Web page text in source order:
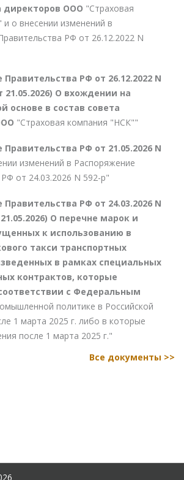
директоров ООО "Страховая
о внесении изменений в
РФ от 26.12.2022 N
РФ от 26.12.2022 N
21.05.2026) О вхождении на
основе в состав совета
"Страховая компания "НСК""
РФ от 21.05.2026 N
изменений в Распоряжение
от 24.03.2026 N 592-р"
РФ от 24.03.2026 N
О перечне марок и
к использованию в
такси транспортных
в рамках специальных
контрактов, которые
с Федеральным
политике в Российской
1 марта 2025 г. либо в которые
после 1 марта 2025 г."
Все документы >>